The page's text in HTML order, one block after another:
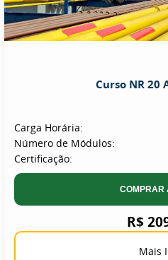
Curso NR 20
Carga Horária:
Número de Módulos:
Certificação:
COMPRAR
R$
Mais